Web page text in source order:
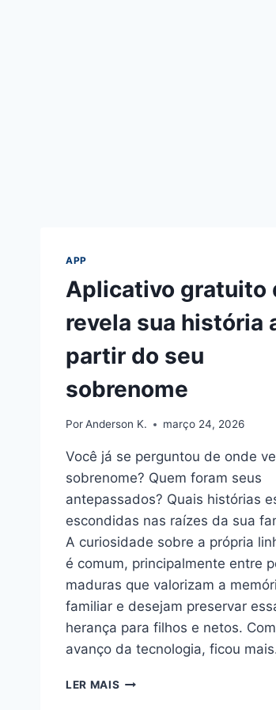
APP
Aplicativo gratuito
revela sua história
partir do seu
sobrenome
PorAnderson K. março 24, 2026
Você já se perguntou de onde
sobrenome? Quem foram seus
antepassados? Quais histórias
escondidas nas raízes da sua
A curiosidade sobre a própria
é comum, principalmente entre
maduras que valorizam a
familiar e desejam preservar
herança para filhos e netos.
avanço da tecnologia, ficou
LER MAIS APLICATIVO